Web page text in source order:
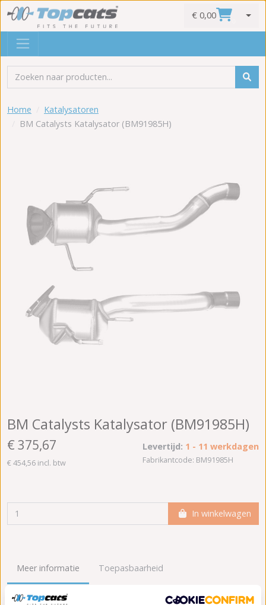
€ 0,00
Home
Katalysatoren
BM Catalysts Katalysator (BM91985H)
BM Catalysts Katalysator (BM91985H)
€ 375,67
€ 454,56 incl. btw
Levertijd: 1 - 11 werkdagen
Fabrikantcode: BM91985H
In winkelwagen
Meer informatie Toepasbaarheid
Origineel nummers